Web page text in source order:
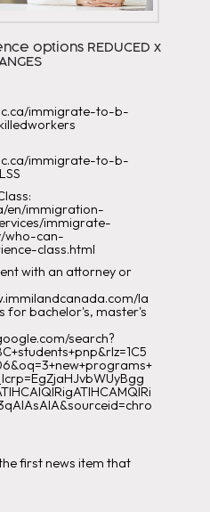
options REDUCED x
immigrate-to-b-
immigrate-to-b-
en/immigration-
immigrate-
who-can-
class.html
with an attorney or
la
for bachelor's, master's
search?
first news item that